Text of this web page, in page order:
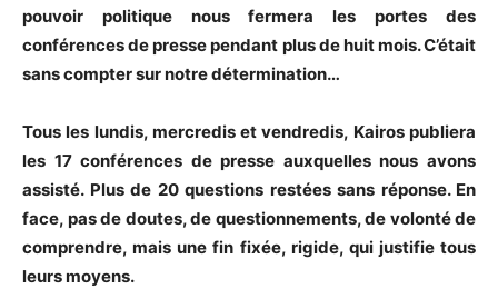
pouvoir politique nous fermera les portes des
conférences de presse pendant plus de huit mois. C’était
sans compter sur notre détermination…
Tous les lundis, mercredis et vendredis, Kairos publiera
les 17 conférences de presse auxquelles nous avons
assisté. Plus de 20 questions restées sans réponse. En
face, pas de doutes, de questionnements, de volonté de
comprendre, mais une fin fixée, rigide, qui justifie tous
leurs moyens.